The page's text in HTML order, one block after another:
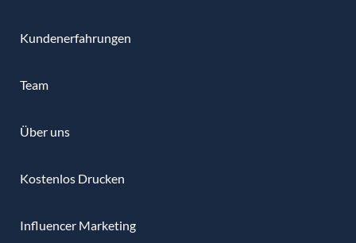
Kundenerfahrungen
Team
Über uns
Kostenlos Drucken
Influencer Marketing